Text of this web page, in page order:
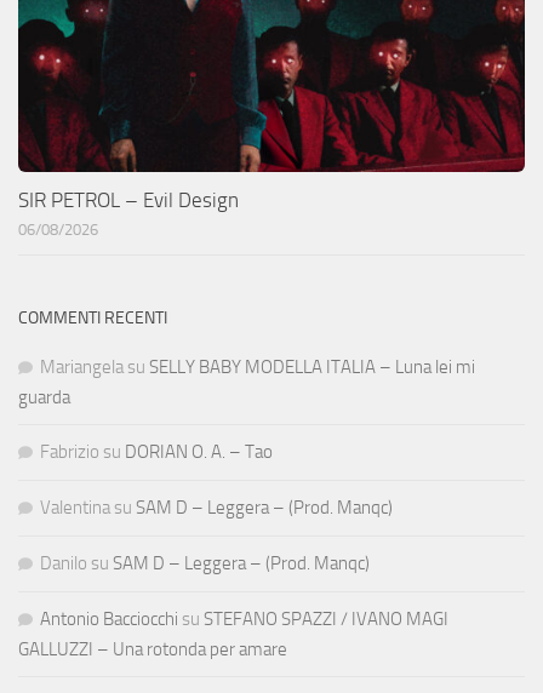
SIR PETROL – Evil Design
06/08/2026
COMMENTI RECENTI
Mariangela su SELLY BABY MODELLA ITALIA – Luna lei mi
guarda
Fabrizio su DORIAN O. A. – Tao
Valentina su SAM D – Leggera – (Prod. Manqc)
Danilo su SAM D – Leggera – (Prod. Manqc)
Antonio Bacciocchi su STEFANO SPAZZI / IVANO MAGI
GALLUZZI – Una rotonda per amare